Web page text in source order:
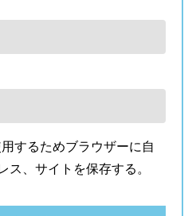
するためブラウザーに自
ス、サイトを保存する。